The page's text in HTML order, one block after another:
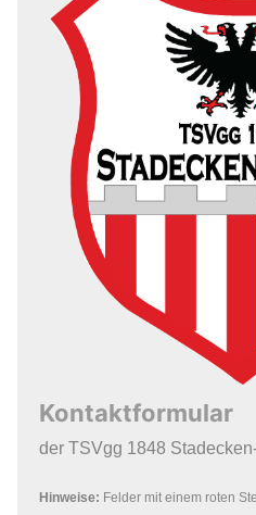
Kontaktformular
der TSVgg 1848
Hinweise: Felder mit einem roten